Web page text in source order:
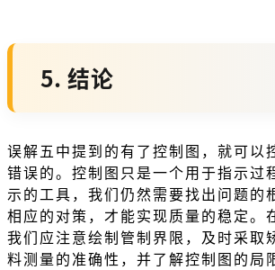
5. 结论
误解五中提到的有了控制图，就可以
错误的。控制图只是一个用于指示过
示的工具，我们仍然需要找出问题的
相应的对策，才能实现质量的稳定。
我们应注意绘制管制界限，及时采取
料测量的准确性，并了解控制图的局